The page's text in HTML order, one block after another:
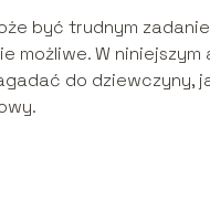
być trudnym
możliwe. W
do dziewczyny,